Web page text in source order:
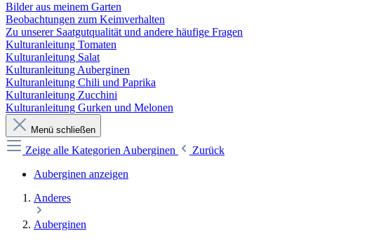
Bilder aus meinem Garten
Beobachtungen zum Keimverhalten
Zu unserer Saatgutqualität und andere häufige Fragen
Kulturanleitung Tomaten
Kulturanleitung Salat
Kulturanleitung Auberginen
Kulturanleitung Chili und Paprika
Kulturanleitung Zucchini
Kulturanleitung Gurken und Melonen
Menü schließen
Zeige alle Kategorien Auberginen
Zurück
Auberginen anzeigen
Anderes
Auberginen